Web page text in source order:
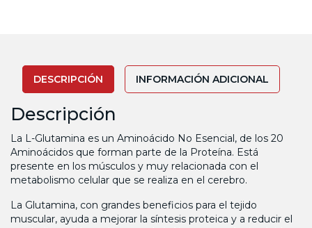
DESCRIPCIÓN INFORMACIÓN ADICIONAL
Descripción
La L-Glutamina es un Aminoácido No Esencial, de los 20
Aminoácidos que forman parte de la Proteína. Está
presente en los músculos y muy relacionada con el
metabolismo celular que se realiza en el cerebro.
La Glutamina, con grandes beneficios para el tejido
muscular, ayuda a mejorar la síntesis proteica y a reducir el